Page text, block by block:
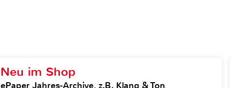
Neu im Shop
ePaper Jahres-Archive, z.B. Klang & Ton